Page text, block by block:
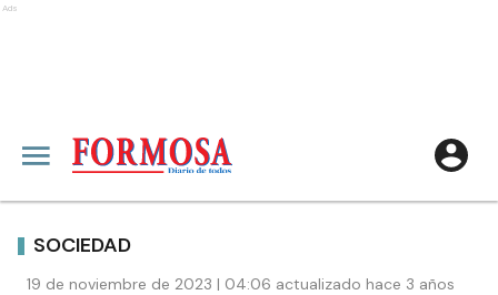
Ads
SOCIEDAD
19 de noviembre de 2023 | 04:06 actualizado hace 3 años